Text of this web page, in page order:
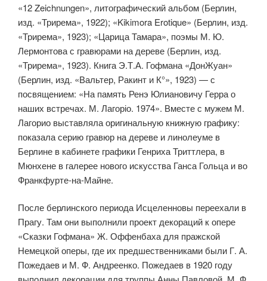
«12 Zeichnungen», литографический альбом (Берлин,
изд. «Трирема», 1922); «Kikimora Erotique» (Берлин, изд.
«Трирема», 1923); «Царица Тамара», поэмы М. Ю.
Лермонтова с гравюрами на дереве (Берлин, изд.
«Трирема», 1923). Книга Э.Т.А. Гофмана «ДонЖуан»
(Берлин, изд. «Вальтер, Ракинт и К°», 1923) — с
посвящением: «На память Ренэ Юлиановичу Герра о
наших встречах. М. Лагоріо. 1974». Вместе с мужем М.
Лагорио выставляла ориги­нальную книжную графику:
показала серию гравюр на дереве и линолеуме в
Берлине в кабинете графики Генриха Триттлера, в
Мюнхене в галерее нового искусства Ганса Гольца и во
Франкфурте-на-Майне.
После берлинского периода Исцеленновы переехали в
Прагу. Там они выполнили проект декораций к опере
«Сказки Гофмана» Ж. Оффенбаха для пражской
Немецкой оперы, где их предшественниками были Г. А.
Пожедаев и М. Ф. Андреенко. Пожедаев в 1920 году